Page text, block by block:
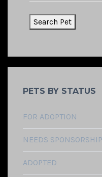
PETS BY STATUS
FOR ADOPTION
NEEDS SPONSORSHIP
ADOPTED